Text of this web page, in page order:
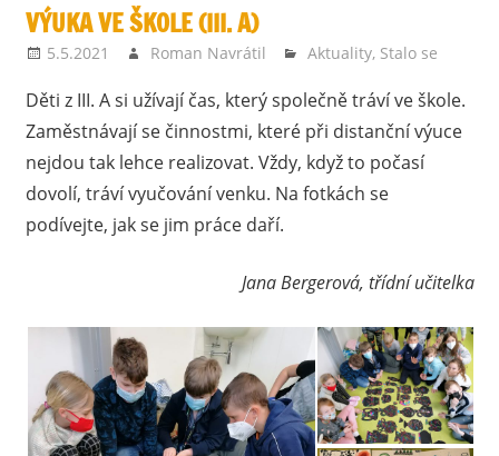
VÝUKA VE ŠKOLE (III. A)
5.5.2021 Roman Navrátil Aktuality, Stalo se
Děti z III. A si užívají čas, který společně tráví ve škole.
Zaměstnávají se činnostmi, které při distanční výuce
nejdou tak lehce realizovat. Vždy, když to počasí
dovolí, tráví vyučování venku. Na fotkách se
podívejte, jak se jim práce daří.
Jana Bergerová, třídní učitelka